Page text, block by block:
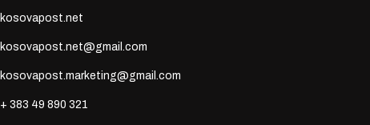
kosovapost.net
kosovapost.net@gmail.com
kosovapost.marketing@gmail.com
+ 383 49 890 321